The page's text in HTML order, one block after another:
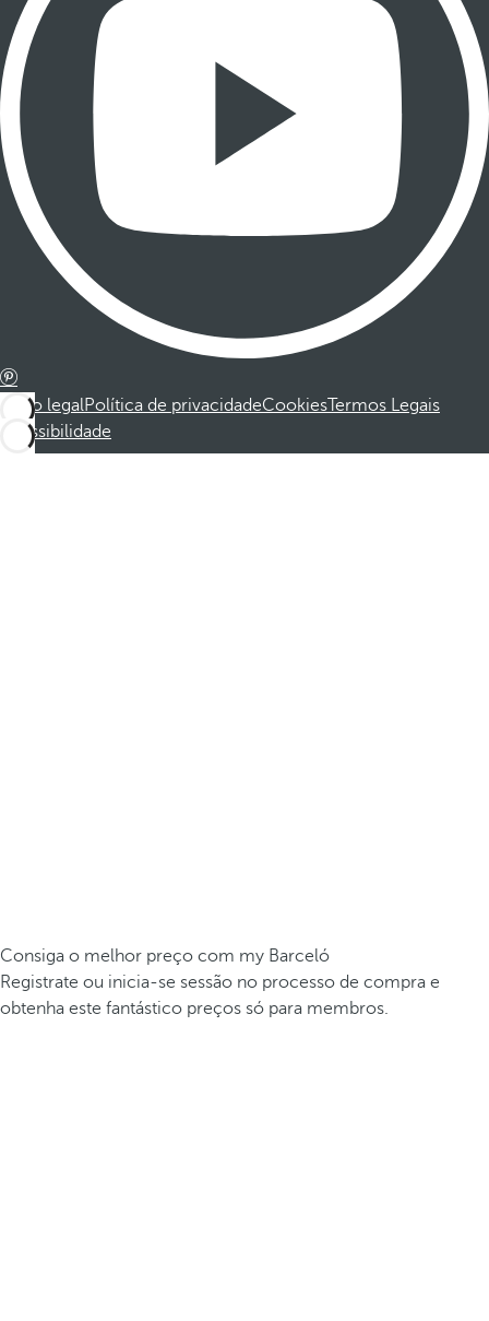
Aviso legalPolítica de privacidadeCookiesTermos Legais
Acessibilidade
Consiga o melhor preço com my Barceló
Registrate ou inicia-se sessão no processo de compra e
obtenha este fantástico preços só para membros.